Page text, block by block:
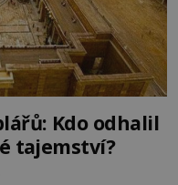
Kdo odhalil
tajemství?